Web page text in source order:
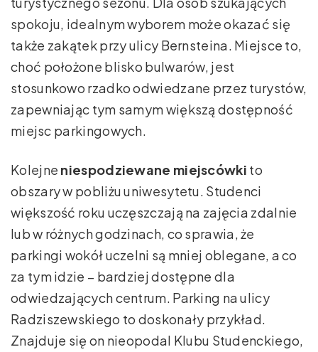
spokoju, idealnym wyborem może okazać się
także zakątek przy ulicy Bernsteina. Miejsce to,
choć położone blisko bulwarów, jest
stosunkowo rzadko odwiedzane przez turystów,
zapewniając tym samym większą dostępność
miejsc parkingowych.
Kolejne niespodziewane miejscówki to
obszary w pobliżu uniwesytetu. Studenci
większość roku uczęszczają na zajęcia zdalnie
lub w różnych godzinach, co sprawia, że
parkingi wokół uczelni są mniej oblegane, a co
za tym idzie – bardziej dostępne dla
odwiedzających centrum. Parking na ulicy
Radziszewskiego to doskonały przykład.
Znajduje się on nieopodal Klubu Studenckiego,